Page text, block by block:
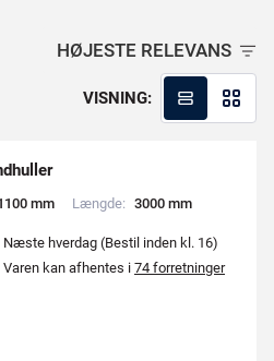
HØJESTE RELEVANS
VISNING:
100 mm Længde: 3000 mm
Næste hverdag (Bestil inden kl. 16)
Varen kan afhentes i 74 forretninger